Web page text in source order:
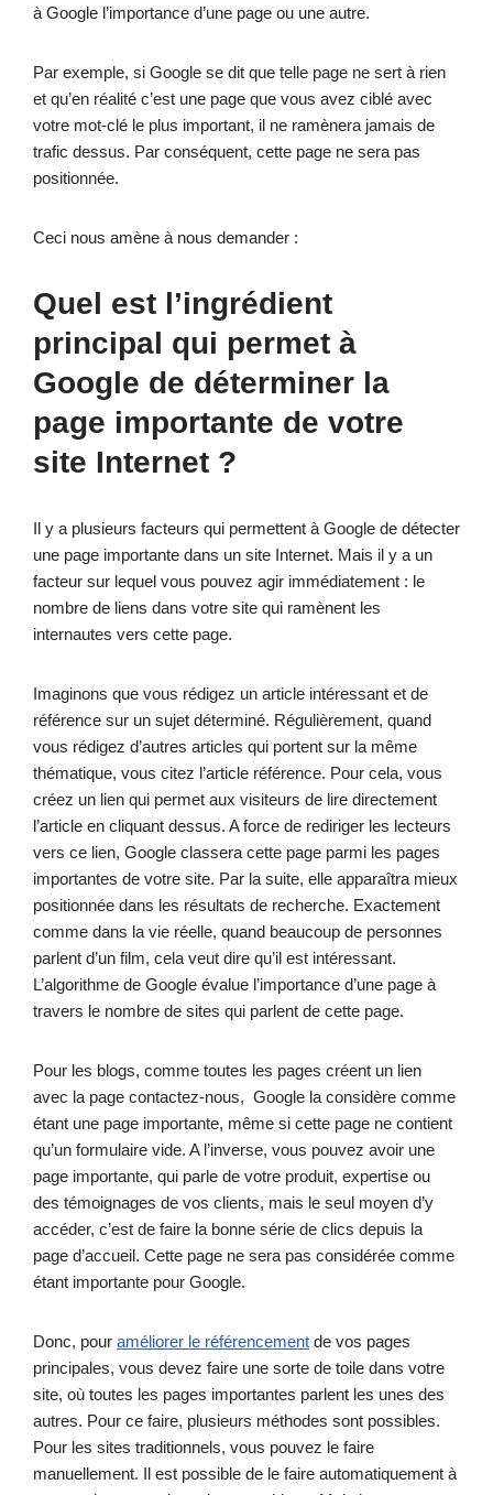
à Google l’importance d’une page ou une autre.
Par exemple, si Google se dit que telle page ne sert à rien
et qu’en réalité c’est une page que vous avez ciblé avec
votre mot-clé le plus important, il ne ramènera jamais de
trafic dessus. Par conséquent, cette page ne sera pas
positionnée.
Ceci nous amène à nous demander :
Quel est l’ingrédient
principal qui permet à
Google de déterminer la
page importante de votre
site Internet ?
Il y a plusieurs facteurs qui permettent à Google de détecter
une page importante dans un site Internet. Mais il y a un
facteur sur lequel vous pouvez agir immédiatement : le
nombre de liens dans votre site qui ramènent les
internautes vers cette page.
Imaginons que vous rédigez un article intéressant et de
référence sur un sujet déterminé. Régulièrement, quand
vous rédigez d’autres articles qui portent sur la même
thématique, vous citez l’article référence. Pour cela, vous
créez un lien qui permet aux visiteurs de lire directement
l’article en cliquant dessus. A force de rediriger les lecteurs
vers ce lien, Google classera cette page parmi les pages
importantes de votre site. Par la suite, elle apparaîtra mieux
positionnée dans les résultats de recherche. Exactement
comme dans la vie réelle, quand beaucoup de personnes
parlent d’un film, cela veut dire qu’il est intéressant.
L’algorithme de Google évalue l’importance d’une page à
travers le nombre de sites qui parlent de cette page.
Pour les blogs, comme toutes les pages créent un lien
avec la page contactez-nous, Google la considère comme
étant une page importante, même si cette page ne contient
qu’un formulaire vide. A l’inverse, vous pouvez avoir une
page importante, qui parle de votre produit, expertise ou
des témoignages de vos clients, mais le seul moyen d’y
accéder, c’est de faire la bonne série de clics depuis la
page d’accueil. Cette page ne sera pas considérée comme
étant importante pour Google.
Donc, pour améliorer le référencement de vos pages
principales, vous devez faire une sorte de toile dans votre
site, où toutes les pages importantes parlent les unes des
autres. Pour ce faire, plusieurs méthodes sont possibles.
Pour les sites traditionnels, vous pouvez le faire
manuellement. Il est possible de le faire automatiquement à